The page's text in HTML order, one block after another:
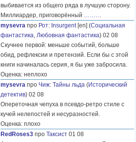
выбивается из общего ряда в лучшую сторону.
Миллиардер, приговорённый ………
mysevra про Рот: Insurgent[en] (Социальная
фантастика, Любовная фантастика) 02 08
Скучнее первой: меньше событий, больше
обид, рефлексии и претензий. Если бы с этой
книги начиналась серия, я бы уже забросила.
Оценка: неплохо
mysevra про Чиж: Тайны льда (Исторический
детектив) 02 08
Опереточная чепуха в псевдо-ретро стиле с
кучей нелепостей и несуразностей.
Оценка: плохо
RedRoses3 про Таксист 01 08